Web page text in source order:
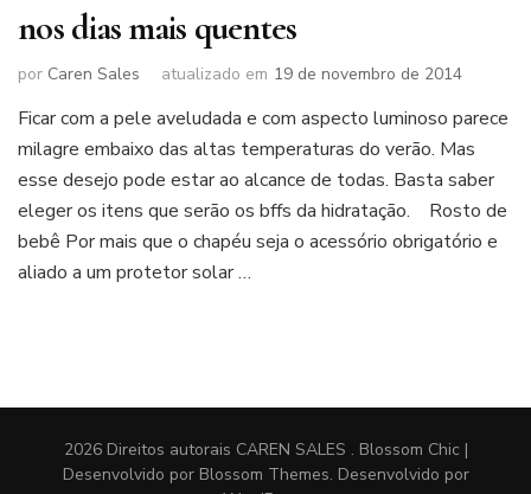
nos dias mais quentes
por Caren Sales atualizado em 19 de novembro de 2014
Ficar com a pele aveludada e com aspecto luminoso parece
milagre embaixo das altas temperaturas do verão. Mas
esse desejo pode estar ao alcance de todas. Basta saber
eleger os itens que serão os bffs da hidratação. Rosto de
bebê Por mais que o chapéu seja o acessório obrigatório e
aliado a um protetor solar …
2026 Direitos autorais CAREN SALES . Blossom Chic |
Desenvolvido por Blossom Themes. Desenvolvido por